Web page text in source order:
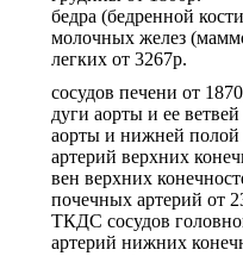
бедра (бедренной
молочных желез
легких от 3267р.
сосудов печени от
дуги аорты и ее ветвей
аорты и нижней
артерий верхних
вен верхних
почечных артерий от
ТКДС сосудов
артерий нижних